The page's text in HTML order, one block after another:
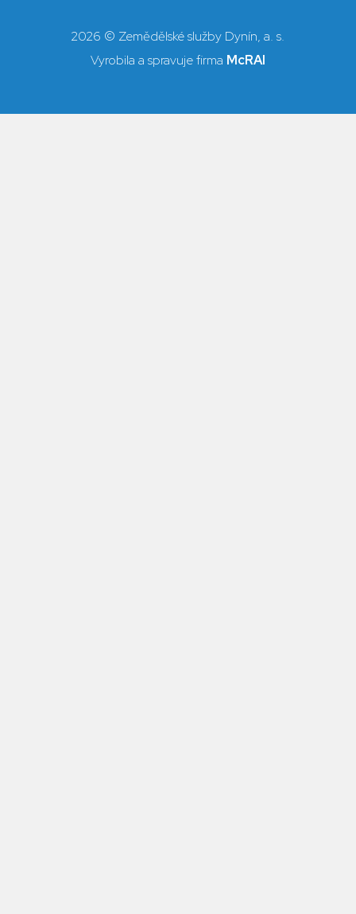
2026 © Zemědělské služby Dynín, a. s.
Vyrobila a spravuje firma McRAI